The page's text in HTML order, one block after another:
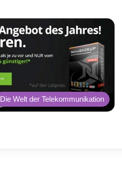
Die Welt der Telekommunikation